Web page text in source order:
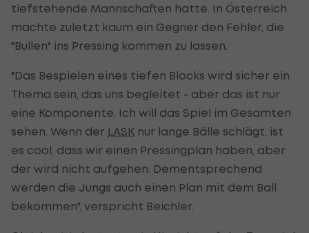
tiefstehende Mannschaften hatte. In Österreich
machte zuletzt kaum ein Gegner den Fehler, die
"Bullen" ins Pressing kommen zu lassen.
"Das Bespielen eines tiefen Blocks wird sicher ein
Thema sein, das uns begleitet - aber das ist nur
eine Komponente. Ich will das Spiel im Gesamten
sehen. Wenn der LASK nur lange Bälle schlägt, ist
es cool, dass wir einen Pressingplan haben, aber
der wird nicht aufgehen. Dementsprechend
werden die Jungs auch einen Plan mit dem Ball
bekommen", verspricht Beichler.